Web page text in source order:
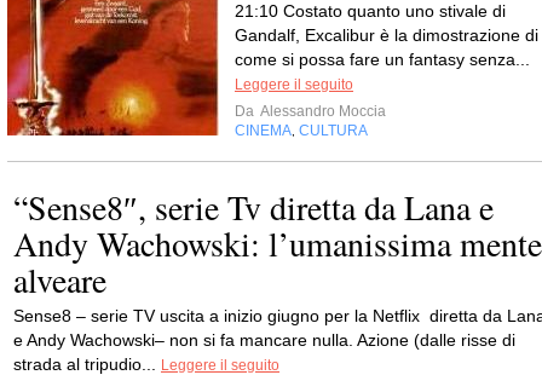
21:10 Costato quanto uno stivale di
Gandalf, Excalibur è la dimostrazione di
come si possa fare un fantasy senza...
Leggere il seguito
Da Alessandro Moccia
CINEMA CULTURA
“Sense8″, serie Tv diretta da Lana e
Andy Wachowski: l’umanissima mente
alveare
Sense8 – serie TV uscita a inizio giugno per la Netflix diretta da
e Andy Wachowski– non si fa mancare nulla. Azione (dalle risse di
strada al tripudio...
Leggere il seguito